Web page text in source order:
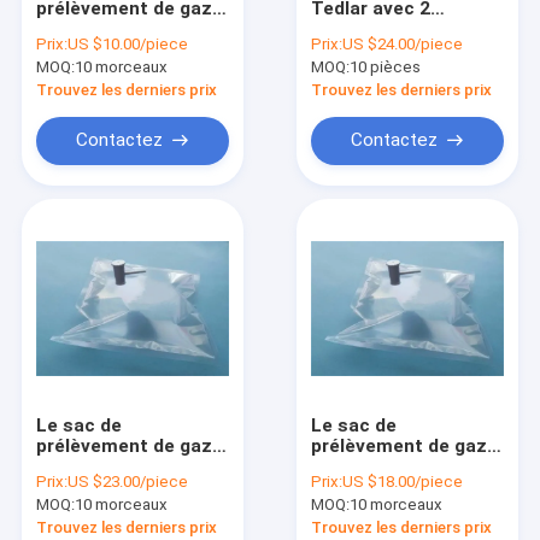
Sacs de prélèvement (multicouche) de gaz de papier
Sacs de prélèvement de gaz d'EVOH
Sacs de prélèvement de gaz de polyester (sac d'odeur)
prélèvement de gaz
PVF avec la valve de
pp avec la valve du
septum pp de
3/16" OD (4.76mm)
TDL71_1L
Prix:US $10.00/piece
MOQ:10 morceaux
Trouvez les derniers prix
Contactez
Tedlar avec 2
polypropylène et
septum
Prix:US $24.00/piece
MOQ:10 pièces
Trouvez les derniers prix
Contactez
Le sac de
prélèvement de gaz
PVF avec la valve de
pp comporte 3/16"
OD (4.76mm/7mm)
Prix:US $23.00/piece
MOQ:10 morceaux
Trouvez les derniers prix
Le sac de
prélèvement de gaz
PVF avec la valve du
septum pp de
silicone de valve de
Prix:US $18.00/piece
MOQ:10 morceaux
Trouvez les derniers prix